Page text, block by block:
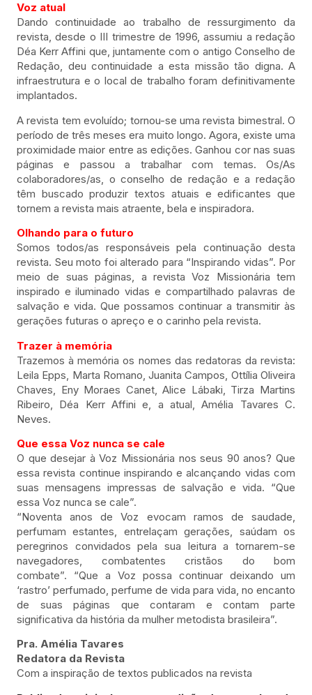
Voz atual
Dando continuidade ao trabalho de ressurgimento da
revista, desde o III trimestre de 1996, assumiu a redação
Déa Kerr Affini que, juntamente com o antigo Conselho de
Redação, deu continuidade a esta missão tão digna. A
infraestrutura e o local de trabalho foram definitivamente
implantados.
A revista tem evoluído; tornou-se uma revista bimestral. O
período de três meses era muito longo. Agora, existe uma
proximidade maior entre as edições. Ganhou cor nas suas
páginas e passou a trabalhar com temas. Os/As
colaboradores/as, o conselho de redação e a redação
têm buscado produzir textos atuais e edificantes que
tornem a revista mais atraente, bela e inspiradora.
Olhando para o futuro
Somos todos/as responsáveis pela continuação desta
revista. Seu moto foi alterado para “Inspirando vidas”. Por
meio de suas páginas, a revista Voz Missionária tem
inspirado e iluminado vidas e compartilhado palavras de
salvação e vida. Que possamos continuar a transmitir às
gerações futuras o apreço e o carinho pela revista.
Trazer à memória
Trazemos à memória os nomes das redatoras da revista:
Leila Epps, Marta Romano, Juanita Campos, Ottília Oliveira
Chaves, Eny Moraes Canet, Alice Lábaki, Tirza Martins
Ribeiro, Déa Kerr Affini e, a atual, Amélia Tavares C.
Neves.
Que essa Voz nunca se cale
O que desejar à Voz Missionária nos seus 90 anos? Que
essa revista continue inspirando e alcançando vidas com
suas mensagens impressas de salvação e vida. “Que
essa Voz nunca se cale”.
“Noventa anos de Voz evocam ramos de saudade,
perfumam estantes, entrelaçam gerações, saúdam os
peregrinos convidados pela sua leitura a tornarem-se
navegadores, combatentes cristãos do bom
combate”. “Que a Voz possa continuar deixando um
‘rastro’ perfumado, perfume de vida para vida, no encanto
de suas páginas que contaram e contam parte
significativa da história da mulher metodista brasileira”.
Pra. Amélia Tavares
Redatora da Revista
Com a inspiração de textos publicados na revista